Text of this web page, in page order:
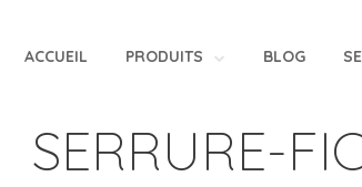
ACCUEIL PRODUITS BLOG
SERRURE-